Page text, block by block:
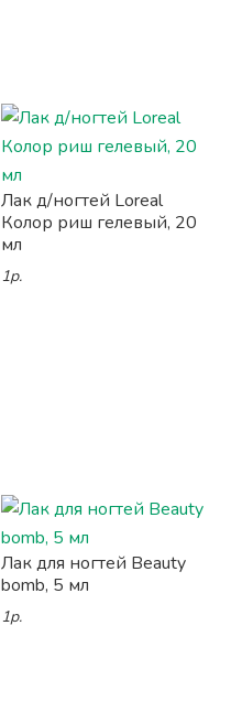
Лак д/ногтей Loreal
Колор риш гелевый, 20
мл
1р.
Лак для ногтей Beauty
bomb, 5 мл
1р.